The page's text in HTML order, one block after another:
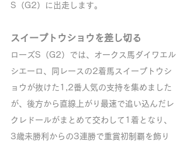
S（G2）に出走します。
スイープトウショウを差し切る
ローズS（G2）では、オークス馬ダイワエル
シエーロ、同レースの2着馬スイープトウシ
ョウが抜けた1,2番人気の支持を集めました
が、後方から直線上がり最速で追い込んだレ
クレドールがまとめて交わして1着となり、
3歳未勝利からの3連勝で重賞初制覇を飾り